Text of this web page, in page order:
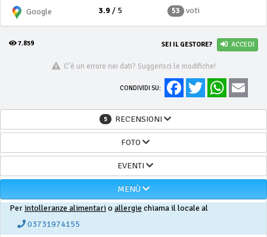
Google
3.9/ 5 53 voti
7.859 SEI IL GESTORE? ACCEDI
C'è un errore nei dati? Suggerisci le modifiche!
CONDIVIDI SU:
FacebookTwitter WhatsApp
5 RECENSIONI
FOTO
EVENTI
MENÙ
Per intolleranze alimentario allergie chiama il locale al
03731974155